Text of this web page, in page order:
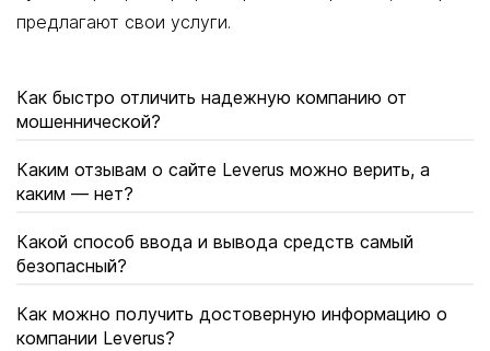
предлагают свои услуги.
Как быстро отличить надежную компанию от
мошеннической?
Каким отзывам о сайте Leverus можно верить, а
каким — нет?
Какой способ ввода и вывода средств самый
безопасный?
Как можно получить достоверную информацию о
компании Leverus?